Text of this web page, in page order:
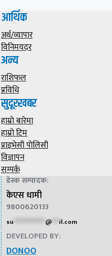
आर्थिक
अर्थ/व्यापार
विनिमयदर
अन्य
राशिफल
प्रविधि
सुदूरखबर
हाम्राे बारेमा
हाम्राे टिम
प्राइभेसी पाेलिसी
विज्ञापन
सम्पर्क
डेस्क सम्पादक:
केएस धामी
9800620133
su ************* @*** il.com
DEVELOPED BY:
DONOO